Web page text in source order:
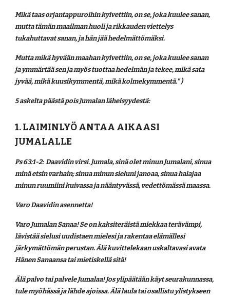
Mikä taas orjantappuroihin kylvettiin, on se, joka kuulee sanan,
mutta tämän maailman huoli ja rikkauden viettelys
tukahuttavat sanan, ja hän jää hedelmättömäksi.
Mutta mikä hyvään maahan kylvettiin, on se, joka kuulee sanan
ja ymmärtää sen ja myös tuottaa hedelmän ja tekee, mikä sata
jyvää, mikä kuusikymmentä, mikä kolmekymmentä." )
5 askelta päästä pois Jumalan läheisyydestä:
1. LAIMINLYÖ ANTAA AIKAASI
JUMALALLE
Ps 63:1-2:  Daavidin virsi. Jumala, sinä olet minun Jumalani, sinua
minä etsin varhain; sinua minun sieluni janoaa, sinua halajaa
minun ruumiini kuivassa ja nääntyvässä, vedettömässä maassa.
Varo Daavidin asennetta!
Varo Jumalan Sanaa! Se on kaksiteräistä miekkaa terävämpi,
lävistää sielusi uudistaen mielesi ja rakentaa elämällesi
järkymättömän perustan. Älä kuvittelekaan uskaltavasi avata
Hänen Sanaansa tai mietiskellä sitä!
Älä palvo tai palvele Jumalaa! Jos ylipäätään käyt seurakunnassa,
tule myöhässä ja lähde ajoissa. Älä laula tai osallistu ylistykseen